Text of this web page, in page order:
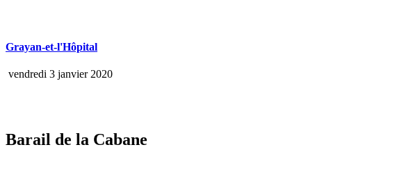
Grayan-et-l'Hôpital
vendredi 3 janvier 2020
Barail de la Cabane